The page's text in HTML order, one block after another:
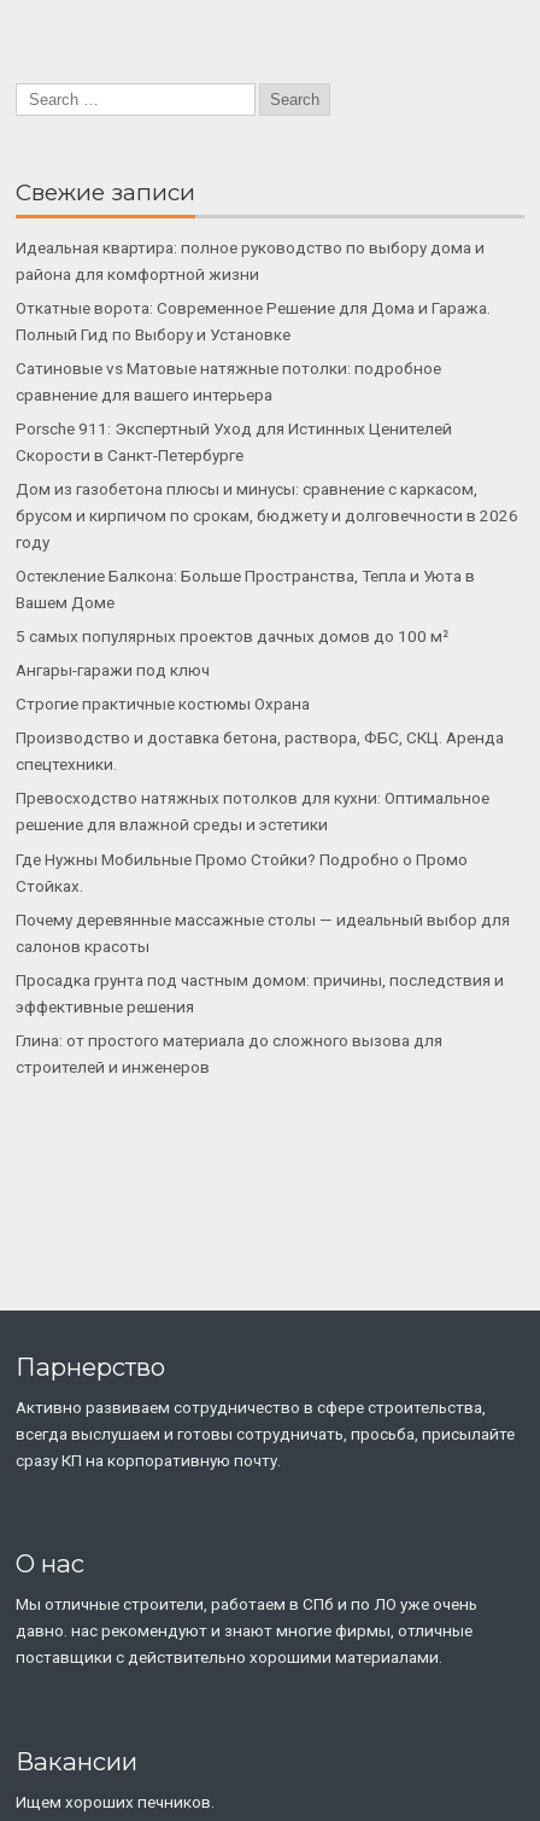
Свежие записи
Идеальная квартира: полное руководство по выбору дома и
района для комфортной жизни
Откатные ворота: Современное Решение для Дома и Гаража.
Полный Гид по Выбору и Установке
Сатиновые vs Матовые натяжные потолки: подробное
сравнение для вашего интерьера
Porsche 911: Экспертный Уход для Истинных Ценителей
Скорости в Санкт-Петербурге
Дом из газобетона плюсы и минусы: сравнение с каркасом,
брусом и кирпичом по срокам, бюджету и долговечности в 2026
году
Остекление Балкона: Больше Пространства, Тепла и Уюта в
Вашем Доме
5 самых популярных проектов дачных домов до 100 м²
Ангары-гаражи под ключ
Строгие практичные костюмы Охрана
Производство и доставка бетона, раствора, ФБС, СКЦ. Аренда
спецтехники.
Превосходство натяжных потолков для кухни: Оптимальное
решение для влажной среды и эстетики
Где Нужны Мобильные Промо Стойки? Подробно о Промо
Стойках.
Почему деревянные массажные столы — идеальный выбор для
салонов красоты
Просадка грунта под частным домом: причины, последствия и
эффективные решения
Глина: от простого материала до сложного вызова для
строителей и инженеров
Парнерство
Активно развиваем сотрудничество в сфере строительства,
всегда выслушаем и готовы сотрудничать, просьба, присылайте
сразу КП на корпоративную почту.
О нас
Мы отличные строители, работаем в СПб и по ЛО уже очень
давно. нас рекомендуют и знают многие фирмы, отличные
поставщики с действительно хорошими материалами.
Вакансии
Ищем хороших печников.